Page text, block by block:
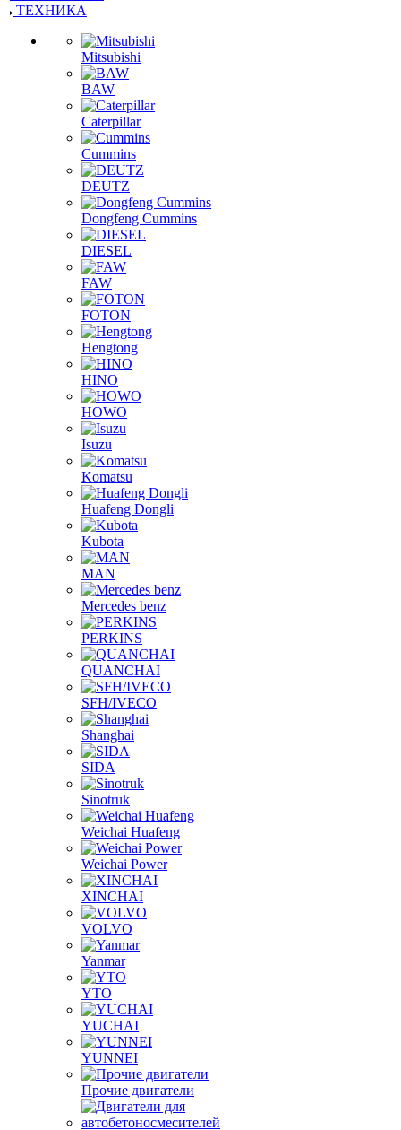
ТЕХНИКА
Mitsubishi
BAW
Caterpillar
Cummins
DEUTZ
Dongfeng Cummins
DIESEL
FAW
FOTON
Hengtong
HINO
HOWO
Isuzu
Komatsu
Huafeng Dongli
Kubota
MAN
Mercedes benz
PERKINS
QUANCHAI
SFH/IVECO
Shanghai
SIDA
Sinotruk
Weichai Huafeng
Weichai Power
XINCHAI
VOLVO
Yanmar
YTO
YUCHAI
YUNNEI
Прочие двигатели